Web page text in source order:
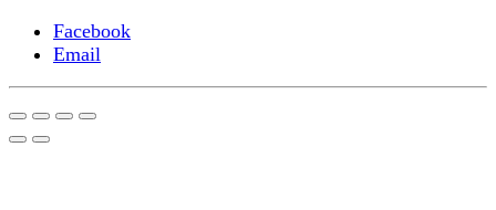
Facebook
Email